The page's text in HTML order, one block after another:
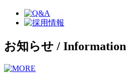
お知らせ / Information